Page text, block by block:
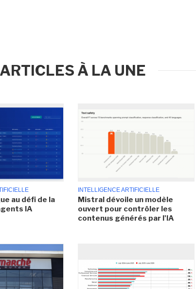
ARTICLES À LA UNE
au défi de la
IA
INTELLIGENCE ARTIFICIELLE
Mistral dévoile un modèle
ouvert pour contrôler les
contenus générés par l'IA